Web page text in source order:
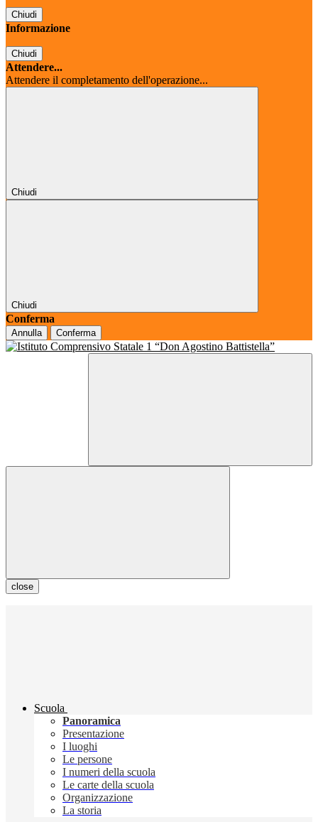
Chiudi
Informazione
Chiudi
Attendere...
Attendere il completamento dell'operazione...
Chiudi
Chiudi
Conferma
Annulla Conferma
close
Scuola
Panoramica
Presentazione
I luoghi
Le persone
I numeri della scuola
Le carte della scuola
Organizzazione
La storia